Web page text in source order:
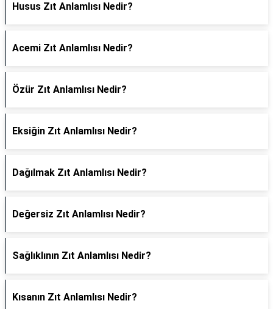
Husus Zıt Anlamlısı Nedir?
Acemi Zıt Anlamlısı Nedir?
Özür Zıt Anlamlısı Nedir?
Eksiğin Zıt Anlamlısı Nedir?
Dağılmak Zıt Anlamlısı Nedir?
Değersiz Zıt Anlamlısı Nedir?
Sağlıklının Zıt Anlamlısı Nedir?
Kısanın Zıt Anlamlısı Nedir?